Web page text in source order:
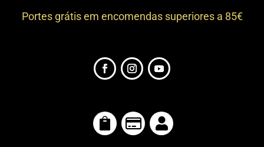
Portes grátis em encomendas superiores a 85€
  